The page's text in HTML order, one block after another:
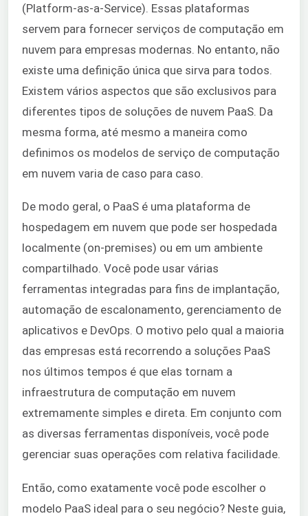
(Platform-as-a-Service). Essas plataformas
servem para fornecer serviços de computação em
nuvem para empresas modernas. No entanto, não
existe uma definição única que sirva para todos.
Existem vários aspectos que são exclusivos para
diferentes tipos de soluções de nuvem PaaS. Da
mesma forma, até mesmo a maneira como
definimos os modelos de serviço de computação
em nuvem varia de caso para caso.
De modo geral, o PaaS é uma plataforma de
hospedagem em nuvem que pode ser hospedada
localmente (on-premises) ou em um ambiente
compartilhado. Você pode usar várias
ferramentas integradas para fins de implantação,
automação de escalonamento, gerenciamento de
aplicativos e DevOps. O motivo pelo qual a maioria
das empresas está recorrendo a soluções PaaS
nos últimos tempos é que elas tornam a
infraestrutura de computação em nuvem
extremamente simples e direta. Em conjunto com
as diversas ferramentas disponíveis, você pode
gerenciar suas operações com relativa facilidade.
Então, como exatamente você pode escolher o
modelo PaaS ideal para o seu negócio? Neste guia,